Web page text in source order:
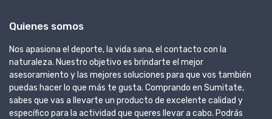
Quienes somos
Nos apasiona el deporte, la vida sana, el contacto con la
naturaleza. Nuestro objetivo es brindarte el mejor
asesoramiento y las mejores soluciones para que vos también
puedas hacer lo que más te gusta. Comprando en Sumitate,
sabes que vas a llevarte un producto de excelente calidad y
específico para la actividad que queres llevar a cabo. Podrás